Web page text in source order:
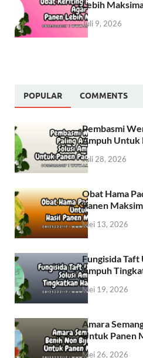
Lebih
Juli 9, 2026
POPULAR COMMENTS
Pembasmi
Ampuh Untuk
Juli 28, 2026
Obat Hama
Panen
Mei 13, 2026
Fungisida
Ampuh
Mei 19, 2026
Amara
Untuk Panen
Mei 26, 2026